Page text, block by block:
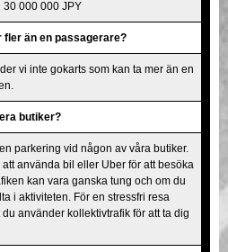
30 000 000 JPY
fler än en passagerare?
vi inte gokarts som kan ta mer än en
butiker?
parkering vid någon av våra butiker.
använda bil eller Uber för att besöka
kan vara ganska tung och om du
i aktiviteten. För en stressfri resa
använder kollektivtrafik för att ta dig